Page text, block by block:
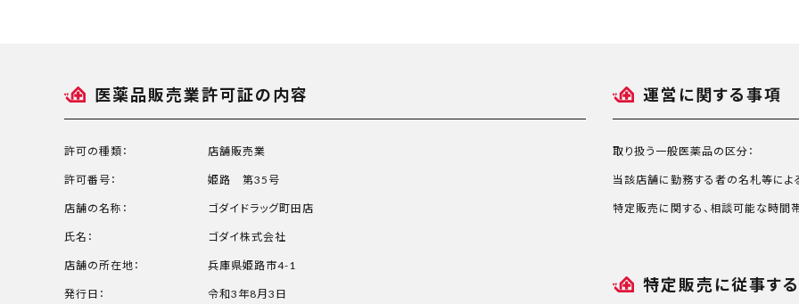
医薬品販売業許可証の内容
許可の種類： 店舗販売業
許可番号： 姫路 第35号
店舗の名称： ゴダイドラッグ町田店
氏名： ゴダイ株式会社
店舗の所在地： 兵庫県姫路市4-1
発行日： 令和3年8月3日
運営に関する事項
取り扱う一般医薬品の区分：
当該店舗に勤務する者の名札等によ
特定販売に関する、相談可能な時間帯
特定販売に従事す